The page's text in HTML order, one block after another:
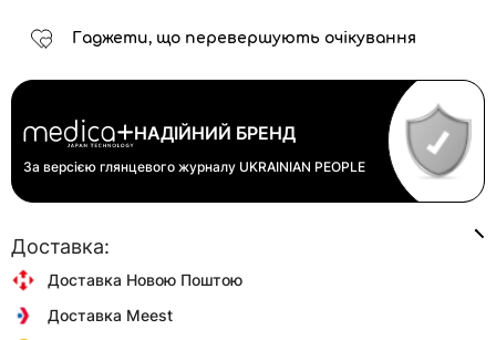
Гаджети, що перевершують очікування
НАДІЙНИЙ БРЕНД
За версією глянцевого журналу UKRAINIAN PEOPLE
Доставка:
Доставка Новою Поштою
Доставка Meest